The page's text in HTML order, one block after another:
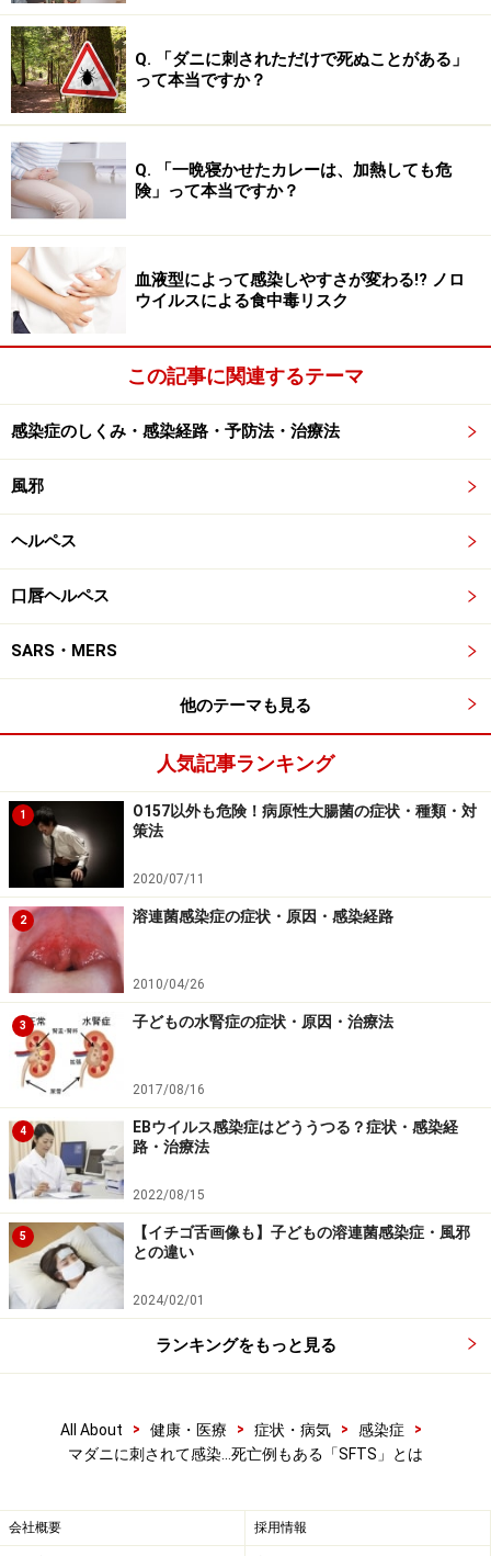
とが知られています。日本紅斑熱は2～8日の潜伏期間を
経て、頭痛や全身倦怠感、高熱などを伴って発症しま
す。高熱と同時に紅色の腫れが体のあちこちに現れま
す。ライム病は人畜共通感染症で、咬まれてから10～14
日後に患部が赤くなり、周辺に拡大します。発熱や筋肉
痛、関節痛、リンパ節腫脹などの症状が約4週間続き、
放置すると不整脈や心膜炎、顔面神経麻痺、髄膜炎など
を引き起こすことがあります。
また、ダニの一種であるツツガムシによって起こるツツ
ガムシ病も知られています。この病気は、咬まれてから
5～14日ほどの潜伏期間を経て、高熱と頭痛、筋肉痛を
伴って発症し、2～3日後に全身に親指大の紅斑が現れま
あります。
件、ツツガムシ病が400件ほど報告されています。これ
らの病気は抗菌薬で治療することが可能です。しかし、
場合によっては重症化や死亡に至ることもあるので、
SFTSと同様に、咬まれないようにすることが何よりも重
要なのです。
マダニ感染症予防・対策に……野外では肌の
露出を抑えて
家庭内には、食品などに発生するコナダニや衣類や寝具
に発生するヒョウヒダニなどが生息しています。SFTSウ
イルスを媒介するマダニは、こうした家庭内にいるダニ
や、植物の害虫であるハダニ類とは種類がまったく異な
ります。マダニ類は比較的大型のダニで、森林や草地な
ど屋外を中心に生息し、市街地周辺でも見られます。
藪や草むらなど、マダニが多く生息する場所に入る時
は、長袖と長ズボンを着ましょう。その際、シャツの裾
はズボンの中に、ズボンの裾は靴下や長靴の中に入れま
しょう。登山用スパッツを着用するのも効果的です。履
物はサンダルなどを避け、足を完全に覆う靴を履いてく
ださい。帽子や手袋を着用し、首にタオルを巻くなど、
肌の露出を少なくすることも重要です。
マダニは目で確認しやすいことから、服は明るい色のも
のを着るとよいでしょう。さらに服の上から、DEET(デ
ィート)という成分を含む虫除け剤を用いると、補助的で
すが効果があるといわれています。アウトドアで活動し
わきの下、足の付け根、手首、膝の裏、胸の下、髪の毛
春から秋にかけてはマダニの活動が盛んです。この時期
Q. 「ダニに刺されただけで死ぬことがある」
って本当ですか？
Q. 「一晩寝かせたカレーは、加熱しても危
険」って本当ですか？
血液型によって感染しやすさが変わる!? ノロ
ウイルスによる食中毒リスク
この記事に関連するテーマ
感染症のしくみ・感染経路・予防法・治療法
風邪
ヘルペス
口唇ヘルペス
SARS・MERS
他のテーマも見る
人気記事ランキング
1
O157以外も危険！病原性大腸菌の症状・種類・対
策法
2020/07/11
2 溶連菌感染症の症状・原因・感染経路
2010/04/26
3 子どもの水腎症の症状・原因・治療法
2017/08/16
4
EBウイルス感染症はどううつる？症状・感染経
路・治療法
2022/08/15
5
【イチゴ舌画像も】子どもの溶連菌感染症・風邪
との違い
2024/02/01
ランキングをもっと見る
All About > 健康・医療 > 症状・病気 > 感染症
>
マダニに刺されて感染…死亡例もある「SFTS」とは
会社概要 採用情報